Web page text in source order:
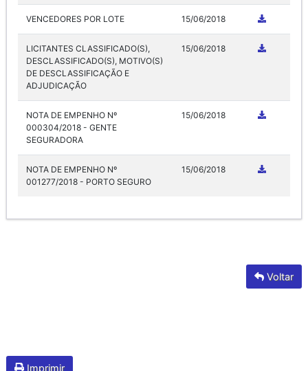
VENCEDORES POR LOTE 15/06/2018
LICITANTES CLASSIFICADO(S),
DESCLASSIFICADO(S), MOTIVO(S)
DE DESCLASSIFICAÇÃO E
ADJUDICAÇÃO
15/06/2018
NOTA DE EMPENHO Nº
000304/2018 - GENTE
SEGURADORA
15/06/2018
NOTA DE EMPENHO Nº
001277/2018 - PORTO SEGURO
15/06/2018
Voltar
Imprimir